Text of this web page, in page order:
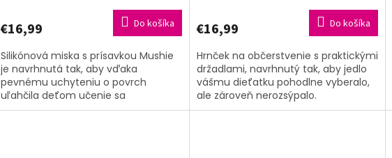
€16,99 Do košíka
Silikónová miska s prísavkou Mushie
je navrhnutá tak, aby vďaka
pevnému uchyteniu o povrch
uľahčila deťom učenie sa
samostatného stolovania. Tento
€16,99 Do košíka
Hrnček na občerstvenie s praktickými
držadlami, navrhnutý tak, aby jedlo
vášmu dieťatku pohodlne vyberalo,
ale zároveň nerozsýpalo.